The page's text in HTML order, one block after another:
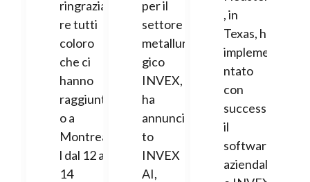
ringrazia
re tutti
coloro
che ci
hanno
raggiunt
o a
Montrea
l dal 12 al
14
per il
settore
metallur
gico
INVEX,
ha
annuncia
to
INVEX
AI,
, in
Texas, ha
impleme
ntato
con
successo
il
software
aziendal